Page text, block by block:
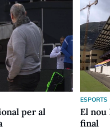
per al
ESPORTS
El nou
final